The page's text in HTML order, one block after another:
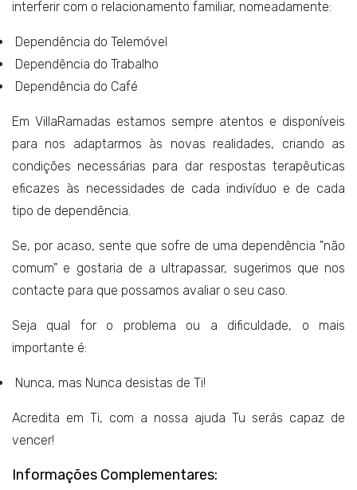
interferir com o relacionamento familiar, nomeadamente:
Dependência do Telemóvel
Dependência do Trabalho
Dependência do Café
Em VillaRamadas estamos sempre atentos e disponíveis
para nos adaptarmos às novas realidades, criando as
condições necessárias para dar respostas terapêuticas
eficazes às necessidades de cada indivíduo e de cada
tipo de dependência.
Se, por acaso, sente que sofre de uma dependência "não
comum" e gostaria de a ultrapassar, sugerimos que nos
contacte para que possamos avaliar o seu caso.
Seja qual for o problema ou a dificuldade, o mais
importante é:
Nunca, mas Nunca desistas de Ti!
Acredita em Ti, com a nossa ajuda Tu serás capaz de
vencer!
Informações Complementares: